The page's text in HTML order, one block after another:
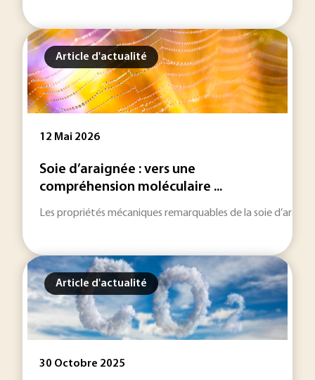
Article d'actualité
12 Mai 2026
Soie d’araignée : vers une
compréhension moléculaire ...
Les propriétés mécaniques remarquables de la soie
Article d'actualité
30 Octobre 2025